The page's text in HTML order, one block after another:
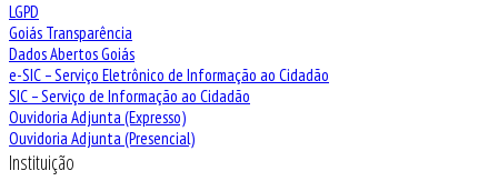
LGPD
Goiás Transparência
Dados Abertos Goiás
e-SIC – Serviço Eletrônico de Informação ao Cidadão
SIC – Serviço de Informação ao Cidadão
Ouvidoria Adjunta (Expresso)
Ouvidoria Adjunta (Presencial)
Instituição